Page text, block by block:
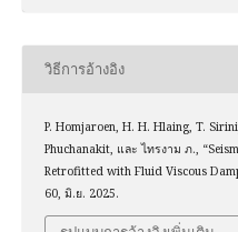
วิธีการอ้างอิง
P. Homjaroen, H. H. Hlaing, T.
Phuchanakit, และ ไทรงาม ภ.,
Retrofitted with Fluid Viscous
60, มิ.ย. 2025.